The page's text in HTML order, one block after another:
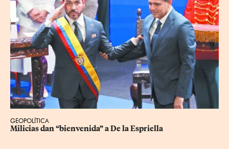
GEOPOLÍTICA
Milicias dan “bienvenida” a De la Espriella